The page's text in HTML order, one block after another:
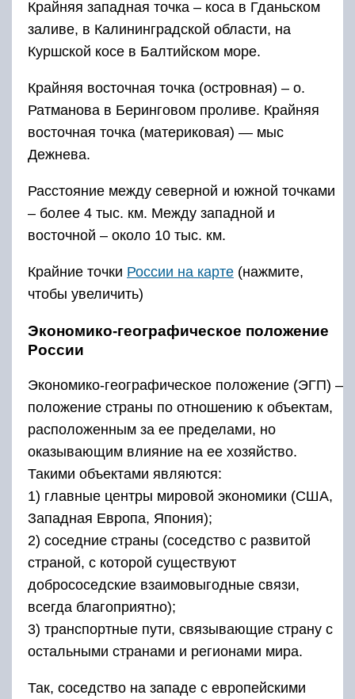
Крайняя западная точка – коса в Гданьском
заливе, в Калининградской области, на
Куршской косе в Балтийском море.
Крайняя восточная точка (островная) – о.
Ратманова в Беринговом проливе. Крайняя
восточная точка (материковая) — мыс
Дежнева.
Расстояние между северной и южной точками
– более 4 тыс. км. Между западной и
восточной – около 10 тыс. км.
Крайние точки России на карте (нажмите,
чтобы увеличить)
Экономико-географическое положение
России
Экономико-географическое положение (ЭГП) –
положение страны по отношению к объектам,
расположенным за ее пределами, но
оказывающим влияние на ее хозяйство.
Такими объектами являются:
1) главные центры мировой экономики (США,
Западная Европа, Япония);
2) соседние страны (соседство с развитой
страной, с которой существуют
добрососедские взаимовыгодные связи,
всегда благоприятно);
3) транспортные пути, связывающие страну с
остальными странами и регионами мира.
Так, соседство на западе с европейскими